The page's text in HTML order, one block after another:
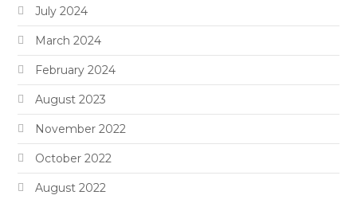
July 2024
March 2024
February 2024
August 2023
November 2022
October 2022
August 2022